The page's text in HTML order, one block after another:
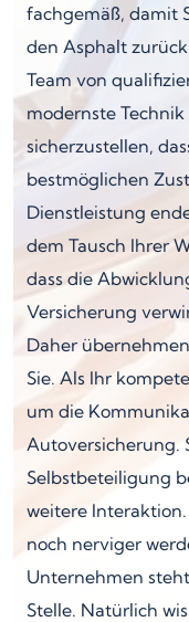
fachgemäß, damit
den Asphalt
Team von
modernste
sicherzustellen,
bestmöglichen
Dienstleistung
dem Tausch Ihrer
dass die
Versicherung
Daher
Sie. Als Ihr
um die
Autoversicherung.
Selbstbeteiligung
weitere
noch nerviger
Unternehmen
Stelle. Natürlich